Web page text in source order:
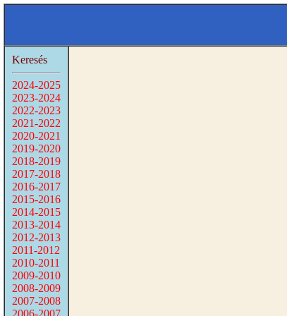
Keresés
2024-2025
2023-2024
2022-2023
2021-2022
2020-2021
2019-2020
2018-2019
2017-2018
2016-2017
2015-2016
2014-2015
2013-2014
2012-2013
2011-2012
2010-2011
2009-2010
2008-2009
2007-2008
2006-2007